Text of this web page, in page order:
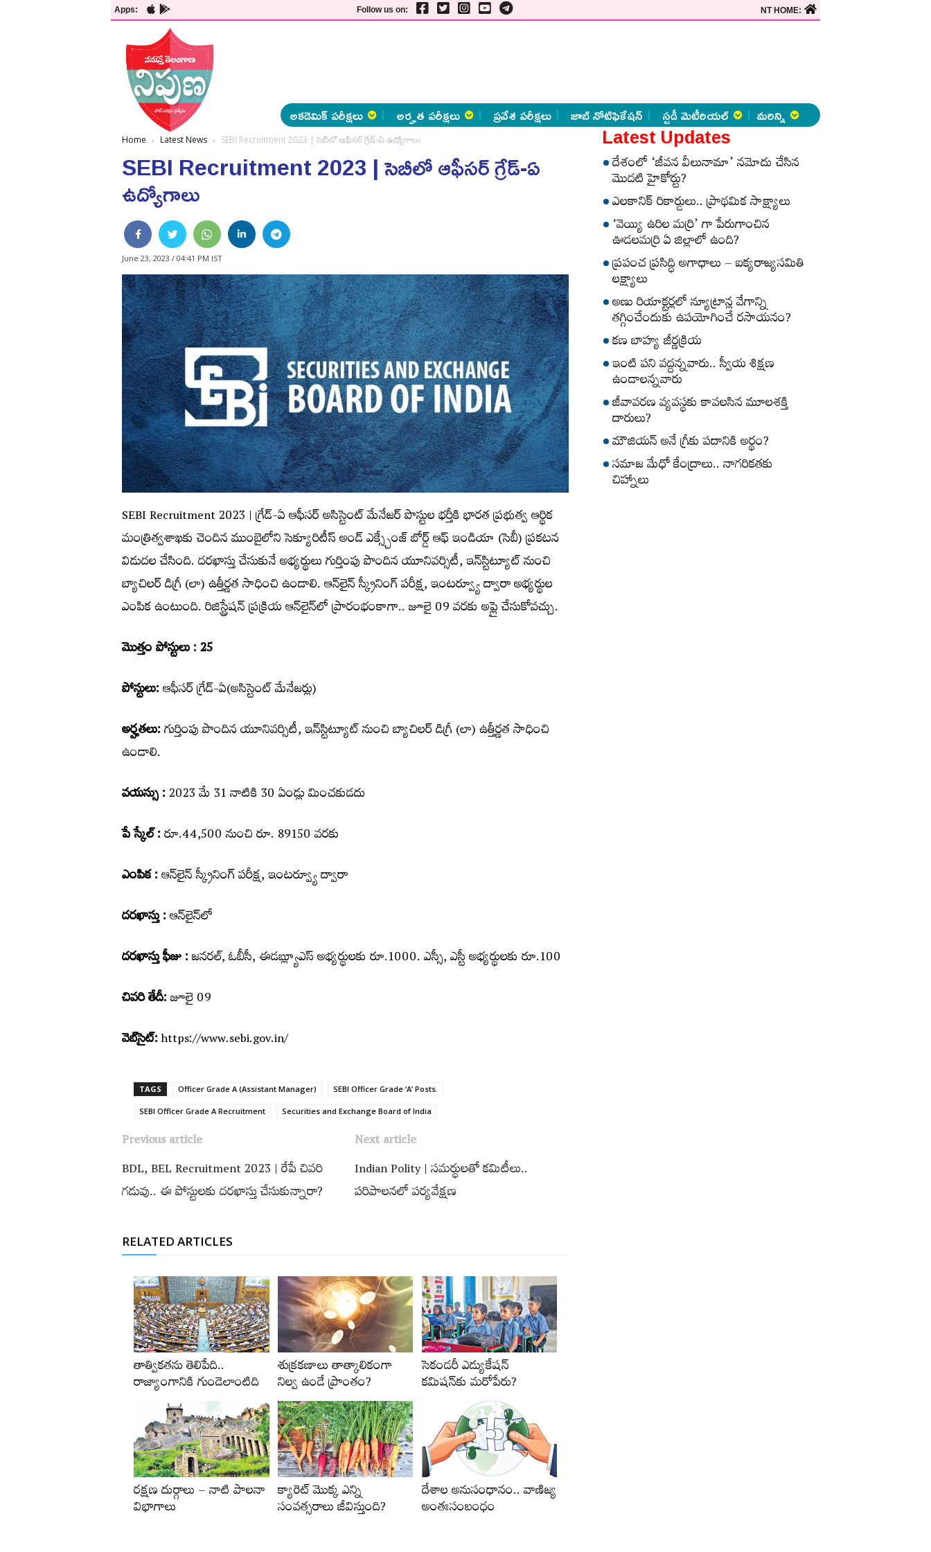
Apps: Follow us on: NT HOME:
అకడెమిక్ పరీక్షలు అర్హత పరీక్షలు ప్రవేశ పరీక్షలు జాబ్ నోటిఫికేషన్ స్టడీ మెటీరియల్ మరిన్ని
Home Latest News SEBI Recruitment 2023 | సెబీలో ఆఫీసర్‌ గ్రేడ్‌-ఏ ఉద్యోగాలు
SEBI Recruitment 2023 | సెబీలో ఆఫీసర్‌ గ్రేడ్‌-ఏ
ఉద్యోగాలు
June 23, 2023 / 04:41 PM IST
SEBI Recruitment 2023 | గ్రేడ్‌-ఏ ఆఫీసర్‌ అసిస్టెంట్‌ మేనేజర్ పొస్టుల భ‌ర్తీకి భారత ప్రభుత్వ ఆర్థిక
మంత్రిత్వశాఖకు చెందిన ముంబైలోని సెక్యూరిటీస్‌ అండ్‌ ఎక్స్చేంజ్‌ బోర్డ్‌ ఆఫ్‌ ఇండియా (సెబీ) ప్ర‌క‌ట‌న
విడుద‌ల చేసింది. ద‌ర‌ఖాస్తు చేసుకునే అభ్య‌ర్థులు గుర్తింపు పొందిన యూనివర్సిటీ, ఇన్‌స్టిట్యూట్ నుంచి
బ్యాచిలర్ డిగ్రీ (లా) ఉత్తీర్ణ‌త సాధించి ఉండాలి. ఆన్‌లైన్ స్క్రీనింగ్ పరీక్ష, ఇంటర్వ్యూ ద్వారా అభ్య‌ర్థుల
ఎంపిక ఉంటుంది. రిజిస్ట్రేష‌న్ ప్ర‌క్రియ ఆన్‌లైన్‌లో ప్రారంభంకాగా.. జూలై 09 వ‌ర‌కు అప్లై చేసుకోవ‌చ్చు.
మొత్తం పోస్టులు : 25
పోస్టులు:ఆఫీసర్‌ గ్రేడ్‌-ఏ(అసిస్టెంట్‌ మేనేజర్లు)
అర్హతలు:గుర్తింపు పొందిన యూనివర్సిటీ, ఇన్‌స్టిట్యూట్ నుంచి బ్యాచిలర్ డిగ్రీ (లా) ఉత్తీర్ణ‌త సాధించి
ఉండాలి.
వయస్సు :2023 మే 31 నాటికి 30 ఏండ్లు మించకుడ‌దు
పే స్కేల్ :రూ.44,500 నుంచి రూ. 89150 వ‌ర‌కు
ఎంపిక :ఆన్‌లైన్ స్క్రీనింగ్ పరీక్ష, ఇంటర్వ్యూ ద్వారా
దరఖాస్తు :ఆన్‌లైన్‌లో
ద‌ర‌ఖాస్తు ఫీజు :జ‌న‌ర‌ల్, ఓబీసీ, ఈడ‌బ్ల్యూఎస్ అభ్య‌ర్థులకు రూ.1000. ఎస్సీ, ఎస్టీ అభ్య‌ర్థులకు రూ.100
చివరి తేదీ:జూలై 09
వెబ్‌సైట్‌:https://www.sebi.gov.in/
TAGS Officer Grade A (Assistant Manager) SEBI Officer Grade ‘A’ Posts.
SEBI Officer Grade A Recruitment Securities and Exchange Board of India
Previous article
BDL, BEL Recruitment 2023 | రేపే చివరి
గడువు.. ఈ పోస్టులకు దరఖాస్తు చేసుకున్నారా?
Next article
Indian Polity | సమర్థులతో కమిటీలు..
పరిపాలనలో పర్యవేక్షణ
RELATED ARTICLES
తాత్వికతను తెలిపేది..
రాజ్యాంగానికి గుండెలాంటిది
శుక్రకణాలు తాత్కాలికంగా
నిల్వ ఉండే ప్రాంతం?
సెకండరీ ఎడ్యుకేషన్‌
కమిషన్‌కు మరోపేరు?
రక్షణ దుర్గాలు – నాటి పాలనా
విభాగాలు
క్యారెట్‌ మొక్క ఎన్ని
సంవత్సరాలు జీవిస్తుంది?
దేశాల అనుసంధానం.. వాణిజ్య
అంతఃసంబంధం
Latest Updates
దేశంలో ‘జీవన వీలునామా’ నమోదు చేసిన
మొదటి హైకోర్టు?
ఎలకానిక్‌ రికార్డులు.. ప్రాథమిక సాక్ష్యాలు
‘వెయ్యి ఉరిల మర్రి’ గా పేరుగాంచిన
ఊడలమర్రి ఏ జిల్లాలో ఉంది?
ప్రపంచ ప్రసిద్ధి అగాధాలు – ఐక్యరాజ్యసమితి
లక్ష్యాలు
అణు రియాక్టర్లలో న్యూట్రాన్ల వేగాన్ని
తగ్గించేందుకు ఉపయోగించే రసాయనం?
కణ బాహ్య జీర్ణక్రియ
ఇంటి పని వద్దన్నవారు.. స్వీయ శిక్షణ
ఉండాలన్నవారు
జీవావరణ వ్యవస్థకు కావలసిన మూలశక్తి
దారులు?
మౌజియన్‌ అనే గ్రీకు పదానికి అర్థం?
సమాజ మేధో కేంద్రాలు.. నాగరికతకు
చిహ్నాలు